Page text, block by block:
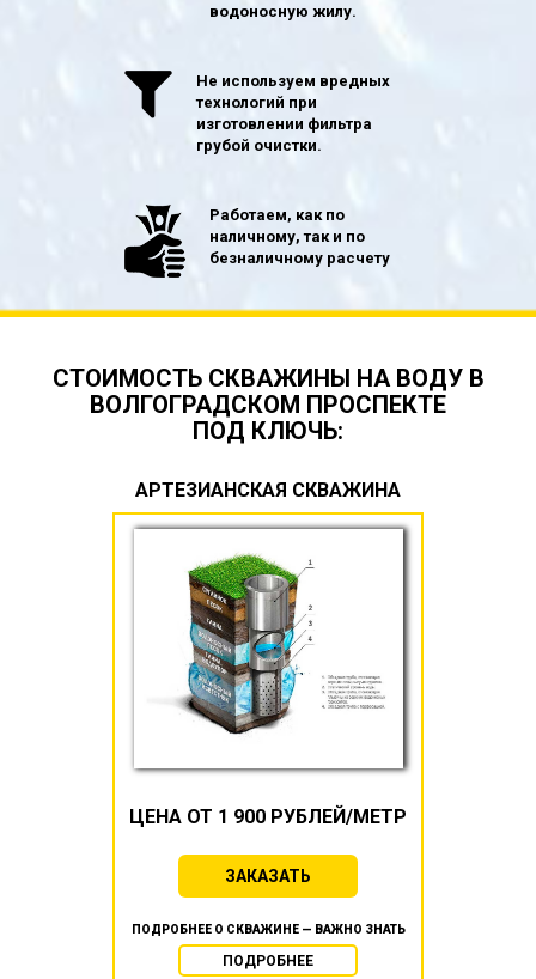
водоносную жилу.
Не используем вредных
технологий при
изготовлении фильтра
грубой очистки.
Работаем, как по
наличному, так и по
безналичному расчету
СТОИМОСТЬ СКВАЖИНЫ НА ВОДУ В
ВОЛГОГРАДСКОМ ПРОСПЕКТЕ
ПОД КЛЮЧЬ:
АРТЕЗИАНСКАЯ СКВАЖИНА
ЦЕНА ОТ 1 900 РУБЛЕЙ/МЕТР
ЗАКАЗАТЬ
ПОДРОБНЕЕ О СКВАЖИНЕ — ВАЖНО ЗНАТЬ
ПОДРОБНЕЕ